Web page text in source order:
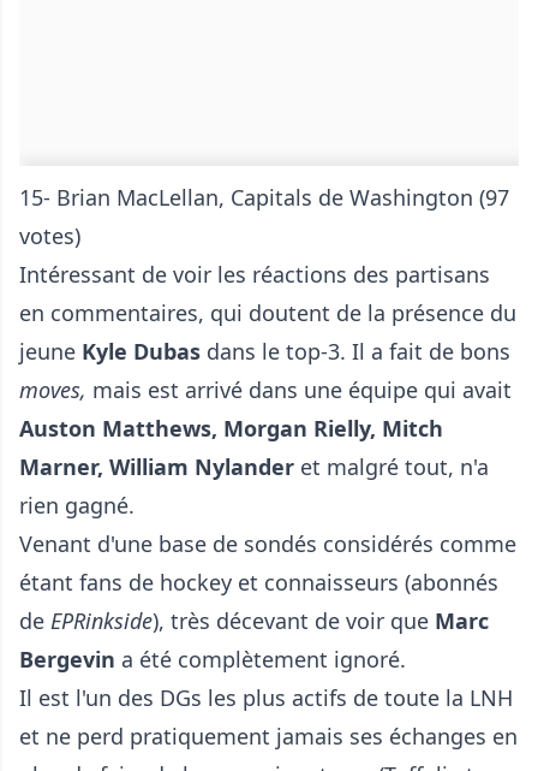
15- Brian MacLellan, Capitals de Washington (97
votes)
Intéressant de voir les réactions des partisans
en commentaires, qui doutent de la présence du
jeune Kyle Dubas dans le top-3. Il a fait de bons
moves, mais est arrivé dans une équipe qui avait
Auston Matthews, Morgan Rielly, Mitch
Marner, William Nylander et malgré tout, n'a
rien gagné.
Venant d'une base de sondés considérés comme
étant fans de hockey et connaisseurs (abonnés
de EPRinkside), très décevant de voir que Marc
Bergevin a été complètement ignoré.
Il est l'un des DGs les plus actifs de toute la LNH
et ne perd pratiquement jamais ses échanges en